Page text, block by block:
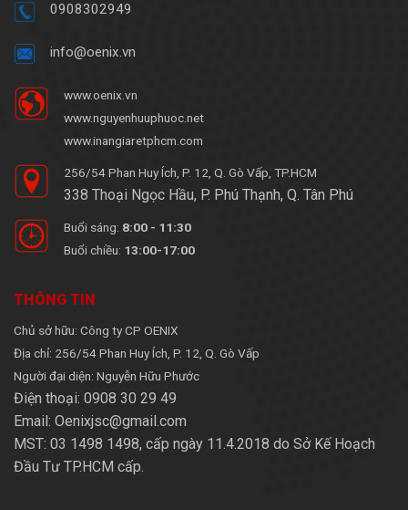
0908302949
info@oenix.vn
www.oenix.vn
www.nguyenhuuphuoc.net
www.inangiaretphcm.com
256/54 Phan Huy Ích, P. 12, Q. Gò Vấp, TP.HCM
338 Thoại Ngọc Hầu, P. Phú Thạnh, Q. Tân Phú
Buổi sáng: 8:00 - 11:30
Buổi chiều: 13:00-17:00
THÔNG TIN
Chủ sở hữu: Công ty CP OENIX
Địa chỉ: 256/54 Phan Huy Ích, P. 12, Q. Gò Vấp
Người đại diện: Nguyễn Hữu Phước
Điện thoại: 0908 30 29 49
Email: Oenixjsc@gmail.com
MST: 03 1498 1498, cấp ngày 11.4.2018 do Sở Kế Hoạch
Đầu Tư TP.HCM cấp.